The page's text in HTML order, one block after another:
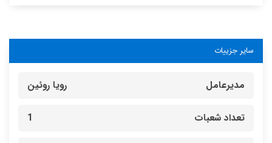
سایر جزییات
مدیرعامل رویا روئین
تعداد شعبات 1